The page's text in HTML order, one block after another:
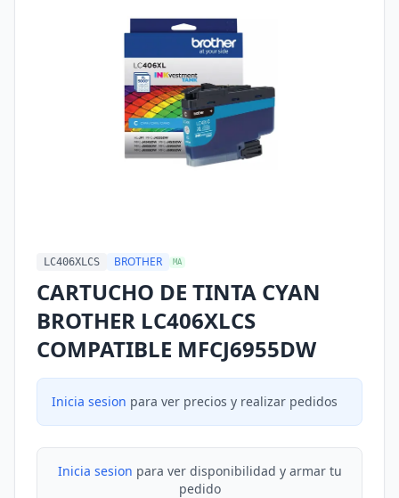
LC406XLCS BROTHER MA
CARTUCHO DE TINTA CYAN
BROTHER LC406XLCS
COMPATIBLE MFCJ6955DW
Inicia sesion para ver precios y realizar pedidos
Inicia sesion para ver disponibilidad y armar tu
pedido